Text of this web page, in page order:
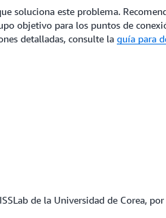
soluciona este problema.
objetivo para los puntos de
detalladas, consulte la guía para
de la Universidad de Corea,